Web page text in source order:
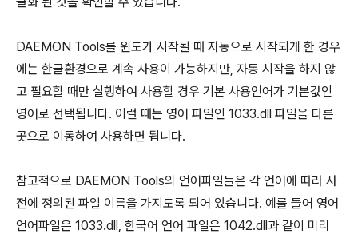
DAEMON Tools를 윈도가 시작될 때 자동으로 시작되게 한 경우
에는 한글환경으로 계속 사용이 가능하지만, 자동 시작을 하지 않
고 필요할 때만 실행하여 사용할 경우 기본 사용언어가 기본값인
영어로 선택됩니다. 이럴 때는 영어 파일인 1033.dll 파일을 다른
곳으로 이동하여 사용하면 됩니다.
참고적으로 DAEMON Tools의 언어파일들은 각 언어에 따라 사
전에 정의된 파일 이름을 가지도록 되어 있습니다. 예를 들어 영어
언어파일은 1033.dll, 한국어 언어 파일은 1042.dll과 같이 미리